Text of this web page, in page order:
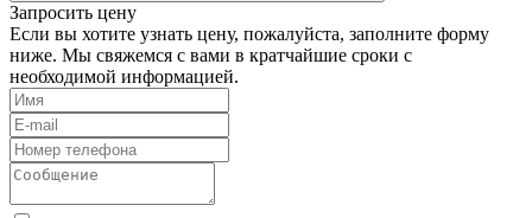
Запросить цену
Если вы хотите узнать цену, пожалуйста, заполните форму
ниже. Мы свяжемся с вами в кратчайшие сроки с
необходимой информацией.